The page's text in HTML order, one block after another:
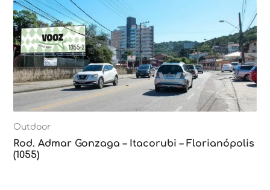
Outdoor
Rod. Admar Gonzaga – Itacorubi – Florianópolis
(1055)